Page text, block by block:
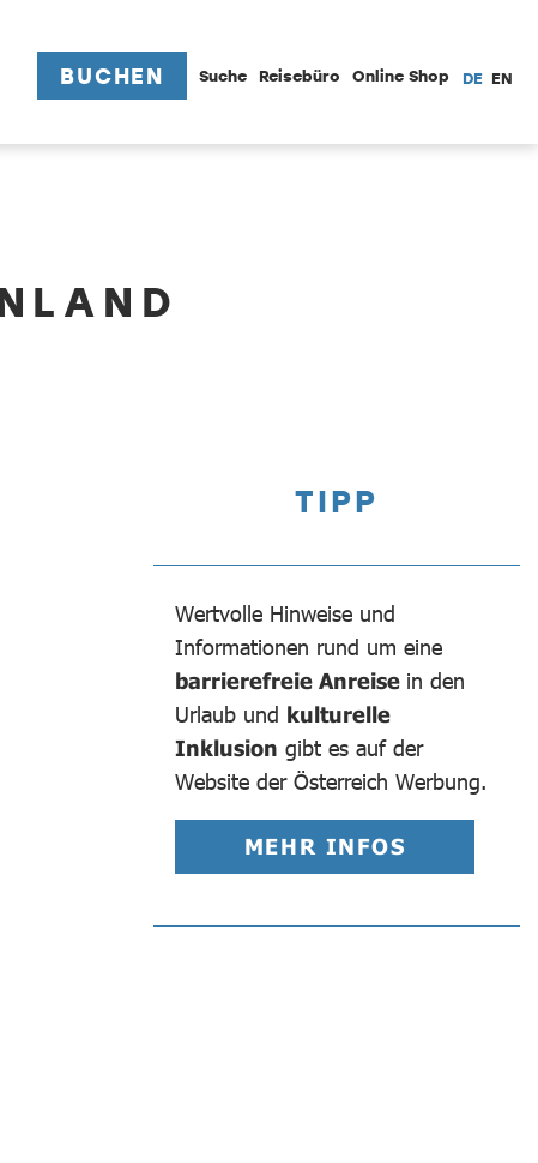
BUCHEN Suche Reisebüro Online Shop DE EN
TIPP
Wertvolle Hinweise und
Informationen rund um eine
barrierefreie Anreise in den
Urlaub und kulturelle
Inklusion gibt es auf der
Website der Österreich Werbung.
MEHR INFOS